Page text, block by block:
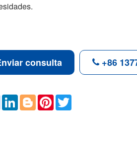
consulta +86
F
a
L
B
P